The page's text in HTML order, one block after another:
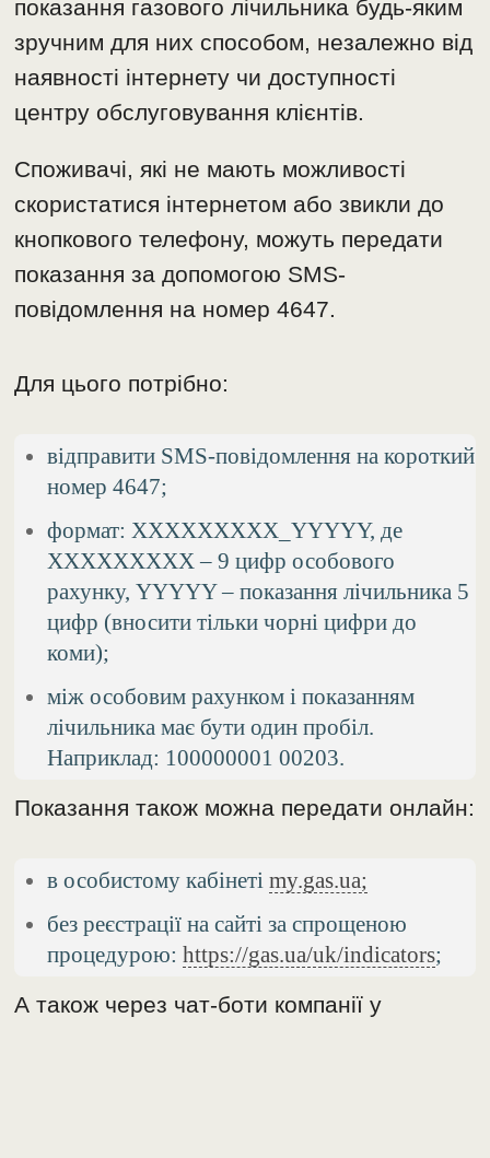
показання газового лічильника будь-яким
зручним для них способом, незалежно від
наявності інтернету чи доступності
центру обслуговування клієнтів.
Споживачі, які не мають можливості
скористатися інтернетом або звикли до
кнопкового телефону, можуть передати
показання за допомогою SMS-
повідомлення на номер 4647.
Для цього потрібно:
відправити SMS-повідомлення на короткий
номер 4647;
формат: XXXXXXXXX_YYYYY, де
XXXXXXXXX – 9 цифр особового
рахунку, YYYYY – показання лічильника 5
цифр (вносити тільки чорні цифри до
коми);
між особовим рахунком і показанням
лічильника має бути один пробіл.
Наприклад: 100000001 00203.
Показання також можна передати онлайн:
в особистому кабінетіmy.gas.ua;
без реєстрації на сайті за спрощеною
процедурою:https://gas.ua/uk/indicators;
А також через чат-боти компанії у